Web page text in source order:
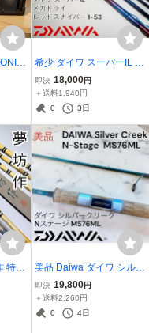
CD
希少 ダイワ スーパーIL メ
ガドライ レッドスナイパ
ー 1-53 DAIWA MEGADR
Y RED SNIPER
即決 18,000円
＋送料1,940円
0
3日
特作
竿
半
4
美品 Daiwa ダイワ シルバ
ークリーク N-ステージ M
S76ML 2ピース
即決 19,800円
＋送料2,260円
0
4日